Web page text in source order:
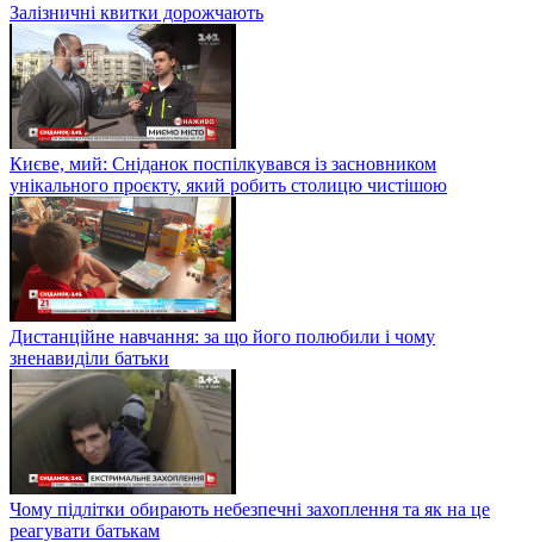
Залізничні квитки дорожчають
Києве, мий: Сніданок поспілкувався із засновником
унікального проєкту, який робить столицю чистішою
Дистанційне навчання: за що його полюбили і чому
зненавиділи батьки
Чому підлітки обирають небезпечні захоплення та як на це
реагувати батькам